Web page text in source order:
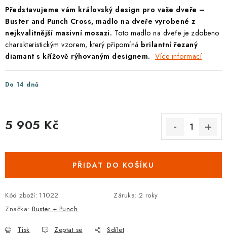
CYLINDRICKÉ VLOŽKY
VISACÍ ZÁMKY
ZÁMKY, PETLICE A ZÁVORY
SPECIÁLNÍ KOVÁNÍ
STAVEBNÍ POUZDRA
POKLADNIČKY NA ZÁMEK
Představujeme vám královský design pro vaše dveře –
Buster and Punch Cross, madlo na dveře vyrobené z
nejkvalitnější masivní mosazi. Toto madlo na dveře je zdobeno
charakteristickým vzorem, který připomíná brilantní řezaný
diamant s křížově rýhovaným designem. Více informací
Do 14 dnů
5 905 Kč
PŘIDAT DO KOŠÍKU
Kód zboží: 11022 Záruka: 2 roky
Značka: Buster + Punch
Tisk Zeptat se Sdílet